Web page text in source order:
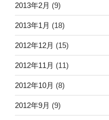
2013年2月 (9)
2013年1月 (18)
2012年12月 (15)
2012年11月 (11)
2012年10月 (8)
2012年9月 (9)